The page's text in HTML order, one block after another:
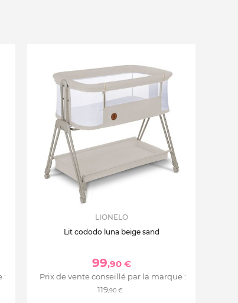
:
LIONELO
Lit cododo luna beige sand
99,90 €
Prix de vente conseillé par la marque :
119,90 €